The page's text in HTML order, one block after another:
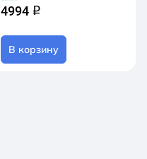
4994 q
В корзину